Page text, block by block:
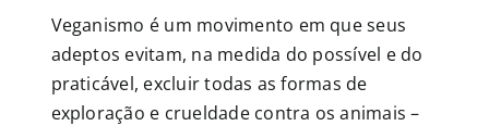
Veganismo é um movimento em que seus
adeptos evitam, na medida do possível e do
praticável, excluir todas as formas de
exploração e crueldade contra os animais –